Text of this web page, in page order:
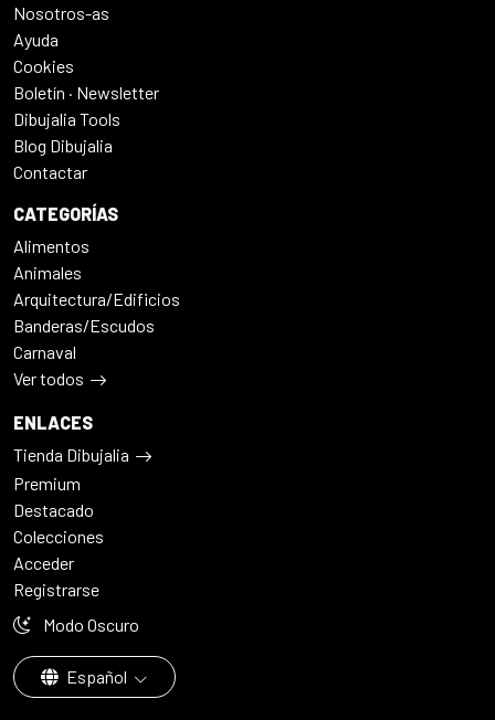
Nosotros-as
Ayuda
Cookies
Boletín · Newsletter
Dibujalia Tools
Blog Dibujalia
Contactar
CATEGORÍAS
Alimentos
Animales
Arquitectura/Edificios
Banderas/Escudos
Carnaval
Ver todos
ENLACES
Tienda Dibujalia
Premium
Destacado
Colecciones
Acceder
Registrarse
Modo Oscuro
Español